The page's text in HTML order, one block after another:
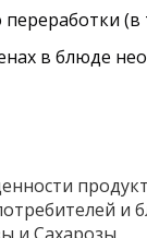
(в
в блюде
и